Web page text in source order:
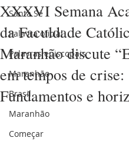
Santa Sé
Palavra oficial
Palavras episcopais
Maranhão
Brasil
Maranhão
Começar
XXXVI Semana
da Faculdade
Maranhão discute
em tempos de crise:
Fundamentos e